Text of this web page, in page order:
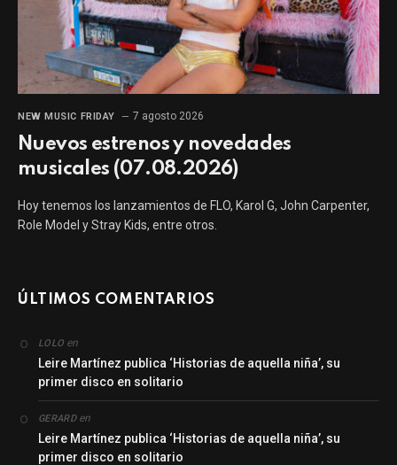
NEW MUSIC FRIDAY 7 agosto 2026
Nuevos estrenos y novedades
musicales (07.08.2026)
Hoy tenemos los lanzamientos de FLO, Karol G, John Carpenter,
Role Model y Stray Kids, entre otros.
ÚLTIMOS COMENTARIOS
LOLO en
Leire Martínez publica ‘Historias de aquella niña’, su
primer disco en solitario
GERARDen
Leire Martínez publica ‘Historias de aquella niña’, su
primer disco en solitario